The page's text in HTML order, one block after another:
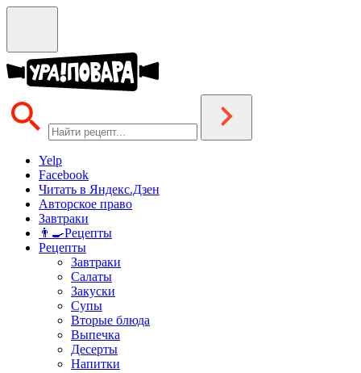
Yelp
Facebook
Читать в Яндекс.Дзен
Авторское право
Завтраки
👨‍🍳Рецепты
Рецепты
Завтраки
Салаты
Закуски
Супы
Вторые блюда
Выпечка
Десерты
Напитки